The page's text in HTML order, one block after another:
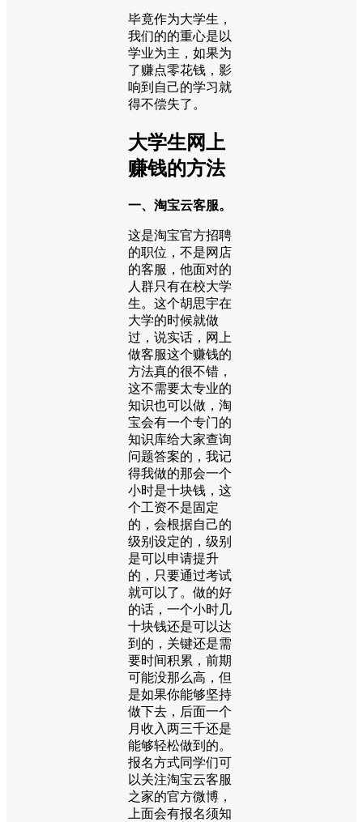
毕竟作为大学生，
我们的的重心是以
学业为主，如果为
了赚点零花钱，影
响到自己的学习就
得不偿失了。
大学生网上
赚钱的方法
一、淘宝云客服。
这是淘宝官方招聘
的职位，不是网店
的客服，他面对的
人群只有在校大学
生。这个胡思宇在
大学的时候就做
过，说实话，网上
做客服这个赚钱的
方法真的很不错，
这不需要太专业的
知识也可以做，淘
宝会有一个专门的
知识库给大家查询
问题答案的，我记
得我做的那会一个
小时是十块钱，这
个工资不是固定
的，会根据自己的
级别设定的，级别
是可以申请提升
的，只要通过考试
就可以了。做的好
的话，一个小时几
十块钱还是可以达
到的，关键还是需
要时间积累，前期
可能没那么高，但
是如果你能够坚持
做下去，后面一个
月收入两三千还是
能够轻松做到的。
报名方式同学们可
以关注淘宝云客服
之家的官方微博，
上面会有报名须知